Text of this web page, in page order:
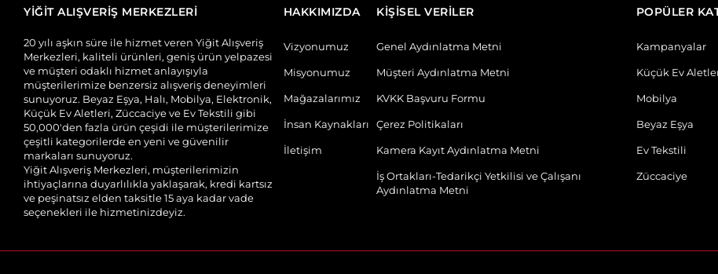
YİĞİT ALIŞVERİŞ MERKEZLERİ
20 yılı aşkın süre ile hizmet veren Yiğit Alışveriş
Merkezleri, kaliteli ürünleri, geniş ürün yelpazesi
ve müşteri odaklı hizmet anlayışıyla
müşterilerimize benzersiz alışveriş deneyimleri
sunuyoruz. Beyaz Eşya, Halı, Mobilya, Elektronik,
Küçük Ev Aletleri, Züccaciye ve Ev Tekstili gibi
50,000'den fazla ürün çeşidi ile müşterilerimize
çeşitli kategorilerde en yeni ve güvenilir
markaları sunuyoruz.
Yiğit Alışveriş Merkezleri, müşterilerimizin
ihtiyaçlarına duyarlılıkla yaklaşarak, kredi kartsız
ve peşinatsız elden taksitle 15 aya kadar vade
seçenekleri ile hizmetinizdeyiz.
HAKKIMIZDA
Vizyonumuz
Misyonumuz
Mağazalarımız
İnsan Kaynakları
İletişim
KİŞİSEL VERİLER
Genel Aydınlatma Metni
Müşteri Aydınlatma Metni
KVKK Başvuru Formu
Çerez Politikaları
Kamera Kayıt Aydınlatma Metni
İş Ortakları-Tedarikçi Yetkilisi ve Çalışanı
Aydınlatma Metni
POPÜLER
Kampanyalar
Küçük Ev
Mobilya
Beyaz Eşya
Ev Tekstili
Züccaciye